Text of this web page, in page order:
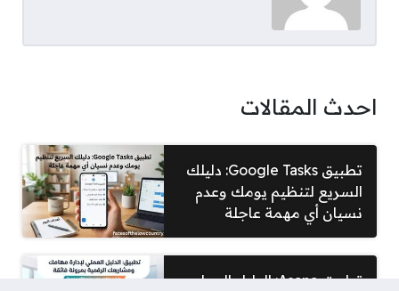
احدث المقالات
تطبيق Google Tasks: دليلك
السريع لتنظيم يومك وعدم
نسيان أي مهمة عاجلة
تطبيق Asana: الدليل العملي